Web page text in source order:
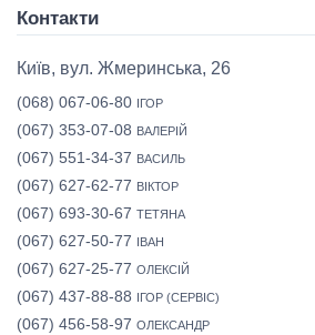
Контакти
Київ, вул. Жмеринська, 26
(068) 067-06-80 ІГОР
(067) 353-07-08 ВАЛЕРІЙ
(067) 551-34-37 ВАСИЛЬ
(067) 627-62-77 ВІКТОР
(067) 693-30-67 ТЕТЯНА
(067) 627-50-77 ІВАН
(067) 627-25-77 ОЛЕКСІЙ
(067) 437-88-88 ІГОР (СЕРВІС)
(067) 456-58-97 ОЛЕКСАНДР